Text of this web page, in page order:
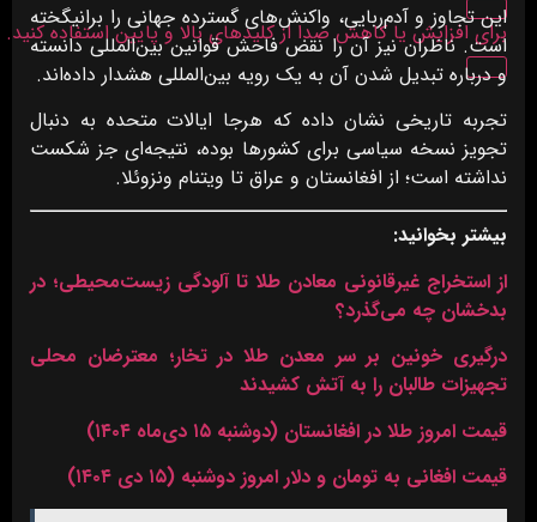
برای افزایش یا کاهش صدا از کلیدهای بالا و پایین استفاده کنید.
این تجاوز و آدم‌ربایی، واکنش‌های گسترده جهانی را برانیگخته‌
است. ناظران نیز آن را نقض فاحش قوانین بین‌المللی دانسته‌
و درباره تبدیل شدن آن به یک رویه بین‌المللی هشدار داده‌اند.
تجربه تاریخی نشان داده که هرجا ایالات متحده به دنبال
تجویز نسخه سیاسی برای کشورها بوده، نتیجه‌ای جز شکست
نداشته است؛ از افغانستان و عراق تا ویتنام ونزوئلا.
بیشتر بخوانید:
از استخراج غیرقانونی معادن طلا تا آلودگی زیست‌محیطی؛ در
بدخشان چه می‌گذرد؟
درگیری خونین بر سر معدن طلا در تخار؛ معترضان محلی
تجهیزات طالبان را به آتش کشیدند
قیمت امروز طلا در افغانستان (دوشنبه ۱۵ دی‌ماه ۱۴۰۴)
قیمت افغانی به تومان و دلار امروز دوشنبه (۱۵ دی ۱۴۰۴)